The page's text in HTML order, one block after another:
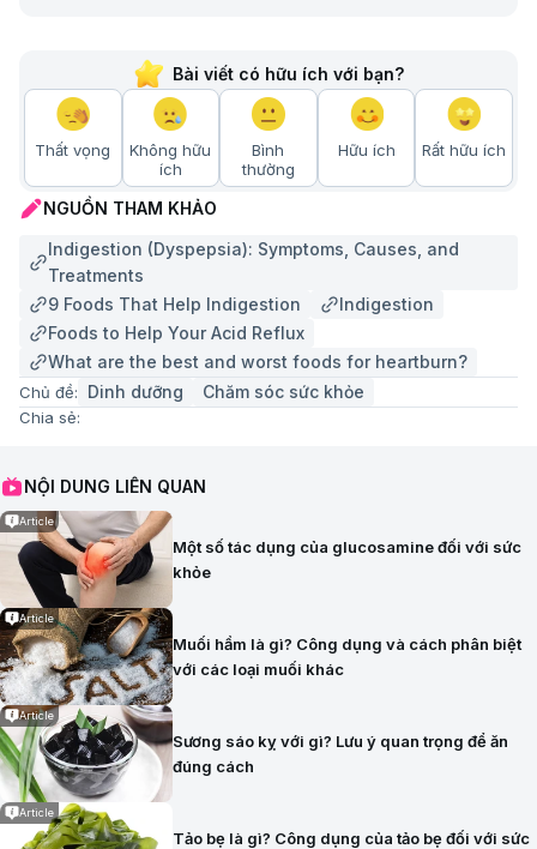
Bài viết có hữu ích với bạn?
Thất vọng
Không hữu
ích
Bình
thường
Hữu ích Rất hữu ích
NGUỒN THAM KHẢO
Indigestion (Dyspepsia): Symptoms, Causes, and
Treatments
9 Foods That Help Indigestion
Indigestion
Foods to Help Your Acid Reflux
What are the best and worst foods for heartburn?
Chủ đề: Dinh dưỡng Chăm sóc sức khỏe
Chia sẻ:
NỘI DUNG LIÊN QUAN
Article
Một số tác dụng của glucosamine đối với sức
khỏe
Article
Muối hầm là gì? Công dụng và cách phân biệt
với các loại muối khác
Article
Sương sáo kỵ với gì? Lưu ý quan trọng để ăn
đúng cách
Article
Tảo bẹ là gì? Công dụng của tảo bẹ đối với sức